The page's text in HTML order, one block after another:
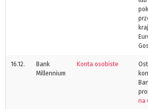
16.12.
Bank
Millennium
Konta osobiste
na